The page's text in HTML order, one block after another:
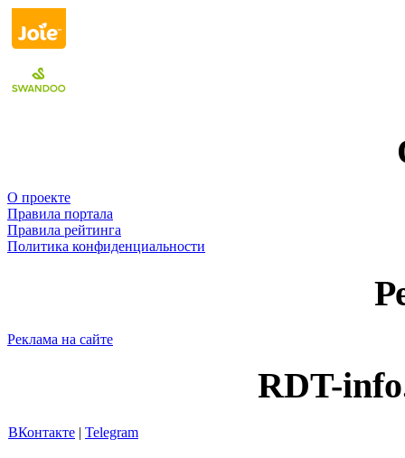
О проекте
Правила портала
Правила рейтинга
Политика конфиденциальности
Реклама на сайте
RDT-
ВКонтакте | Telegram